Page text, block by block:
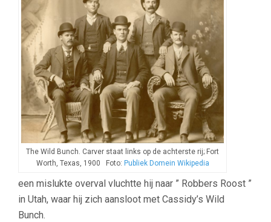
The Wild Bunch. Carver staat links op de achterste rij; Fort
Worth, Texas, 1900 Foto: Publiek Domein Wikipedia
een mislukte overval vluchtte hij naar ” Robbers Roost ”
in Utah, waar hij zich aansloot met Cassidy’s Wild
Bunch.